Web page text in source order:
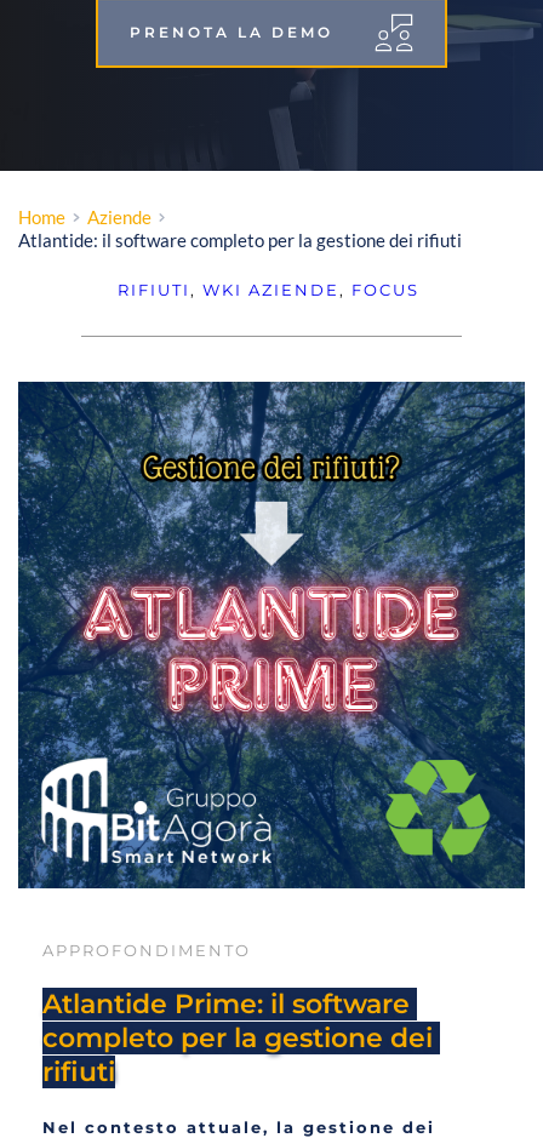
PRENOTA LA DEMO
Home
Aziende
Atlantide: il software completo per la gestione dei rifiuti
RIFIUTI , WKI AZIENDE , FOCUS
APPROFONDIMENTO
Atlantide Prime: il software
completo per la gestione dei
rifiuti
Nel contesto attuale, la gestione dei